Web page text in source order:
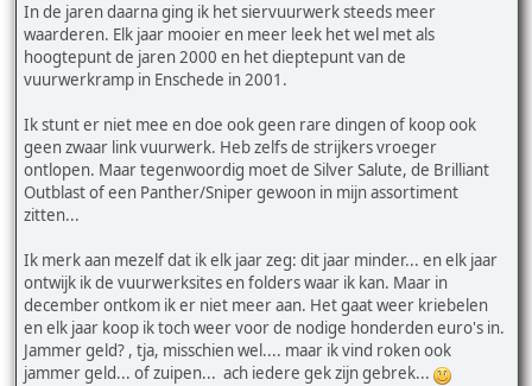
In de jaren daarna ging ik het siervuurwerk steeds meer
waarderen. Elk jaar mooier en meer leek het wel met als
hoogtepunt de jaren 2000 en het dieptepunt van de
vuurwerkramp in Enschede in 2001.
Ik stunt er niet mee en doe ook geen rare dingen of koop ook
geen zwaar link vuurwerk. Heb zelfs de strijkers vroeger
ontlopen. Maar tegenwoordig moet de Silver Salute, de Brilliant
Outblast of een Panther/Sniper gewoon in mijn assortiment
zitten...
Ik merk aan mezelf dat ik elk jaar zeg: dit jaar minder... en elk jaar
ontwijk ik de vuurwerksites en folders waar ik kan. Maar in
december ontkom ik er niet meer aan. Het gaat weer kriebelen
en elk jaar koop ik toch weer voor de nodige honderden euro's in.
Jammer geld? , tja, misschien wel.... maar ik vind roken ook
jammer geld... of zuipen... ach iedere gek zijn gebrek...